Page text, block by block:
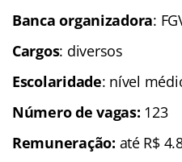
Banca organizadora:
Cargos: diversos
Escolaridade: nível
Número de vagas: 123
Remuneração: até R$